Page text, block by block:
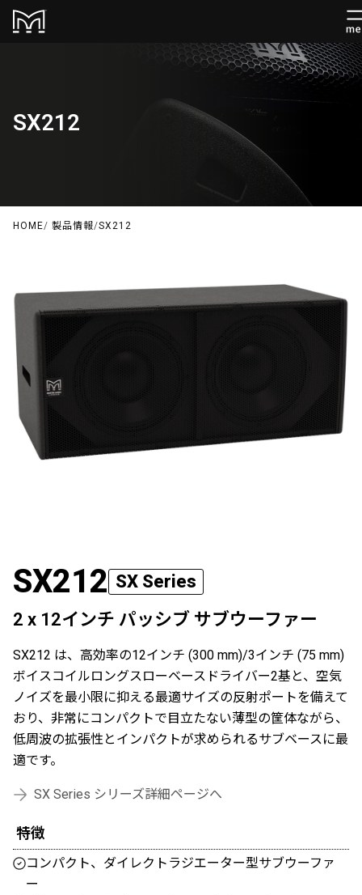
SX212
HOME/ 製品情報/SX212
SX212 SX Series
2 x 12インチ パッシブ サブウーファー
SX212 は、高効率の12インチ (300 mm)/3インチ (75 mm)
ボイスコイルロングスローベースドライバー2基と、空気
ノイズを最小限に抑える最適サイズの反射ポートを備えて
おり、非常にコンパクトで目立たない薄型の筐体ながら、
低周波の拡張性とインパクトが求められるサブベースに最
適です。
SX Series シリーズ詳細ページへ
特徴
コンパクト、ダイレクトラジエーター型サブウーファ
ー